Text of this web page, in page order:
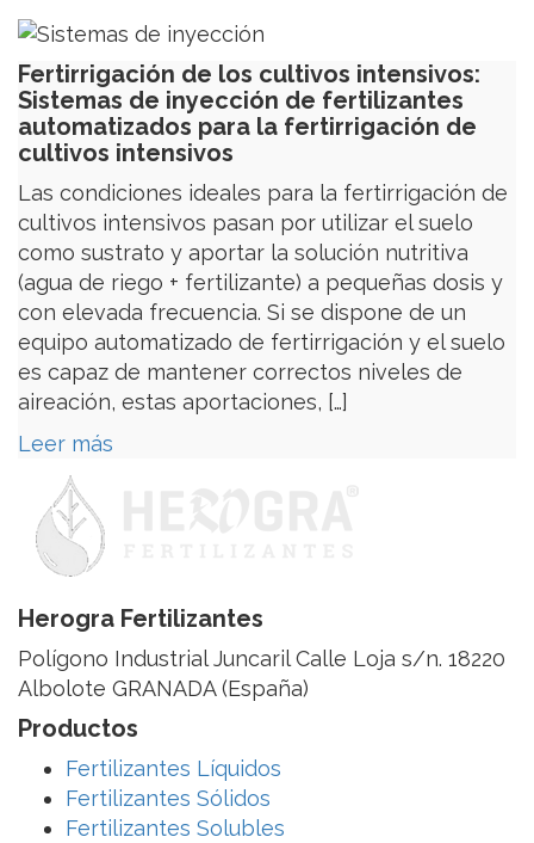
Fertirrigación de los cultivos intensivos:
Sistemas de inyección de fertilizantes
automatizados para la fertirrigación de
cultivos intensivos
Las condiciones ideales para la fertirrigación de
cultivos intensivos pasan por utilizar el suelo
como sustrato y aportar la solución nutritiva
(agua de riego + fertilizante) a pequeñas dosis y
con elevada frecuencia. Si se dispone de un
equipo automatizado de fertirrigación y el suelo
es capaz de mantener correctos niveles de
aireación, estas aportaciones, […]
Leer más
Herogra Fertilizantes
Polígono Industrial Juncaril Calle Loja s/n. 18220
Albolote GRANADA (España)
Productos
Fertilizantes Líquidos
Fertilizantes Sólidos
Fertilizantes Solubles